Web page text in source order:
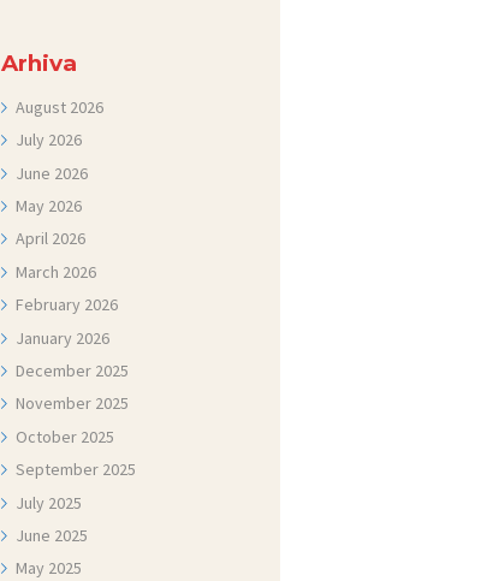
Arhiva
August 2026
July 2026
June 2026
May 2026
April 2026
March 2026
February 2026
January 2026
December 2025
November 2025
October 2025
September 2025
July 2025
June 2025
May 2025